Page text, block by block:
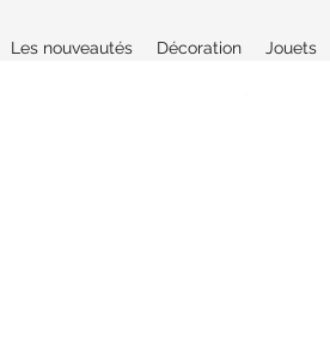
Les nouveautés Décoration Jouets